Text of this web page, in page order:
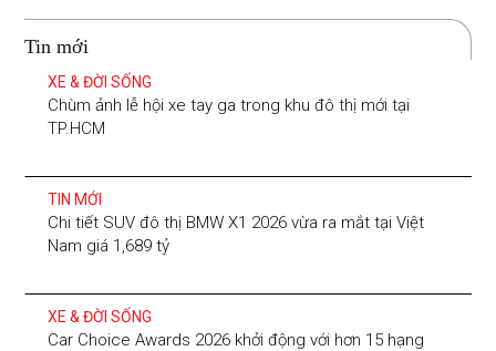
Tin mới
XE & ĐỜI SỐNG
Chùm ảnh lễ hội xe tay ga trong khu đô thị mới tại
TP.HCM
TIN MỚI
Chi tiết SUV đô thị BMW X1 2026 vừa ra mắt tại Việt
Nam giá 1,689 tỷ
XE & ĐỜI SỐNG
Car Choice Awards 2026 khởi động với hơn 15 hạng